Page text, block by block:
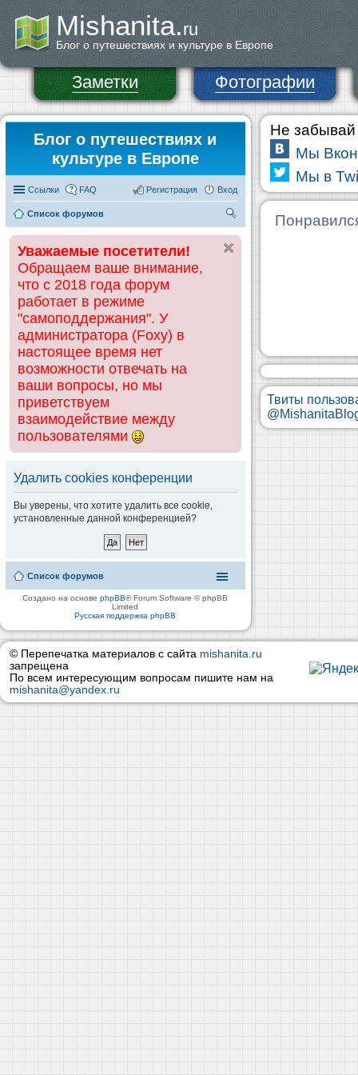
Mishanita.ru
Блог о путешествиях и культуре в Европе
Заметки Фотографии
Блог о путешествиях и
культуре в Европе
Ссылки FAQ Вход
Регистрация
Список форумов
ск
Уважаемые посетители!
Обращаем ваше внимание,
что с 2018 года форум
работает в режиме
"самоподдержания". У
администратора (Foxy) в
настоящее время нет
возможности отвечать на
ваши вопросы, но мы
приветствуем
взаимодействие между
пользователями
Удалить cookies конференции
Вы уверены, что хотите удалить все cookie,
установленные данной конференцией?
Список форумов
Создано на основеphpBB® Forum Software © phpBB
Limited
Русская поддержка phpBB
Не забывай
Мы
Мы в
Твиты
© Перепечатка материалов с сайта mishanita.ru
запрещена
По всем интересующим вопросам пишите нам на
mishanita@yandex.ru